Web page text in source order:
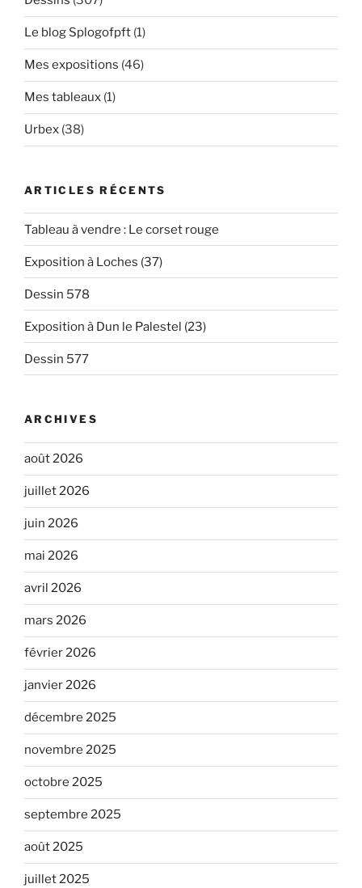
Le blog Splogofpft (1)
Mes expositions (46)
Mes tableaux (1)
Urbex (38)
ARTICLES RÉCENTS
Tableau à vendre : Le corset rouge
Exposition à Loches (37)
Dessin 578
Exposition à Dun le Palestel (23)
Dessin 577
ARCHIVES
août 2026
juillet 2026
juin 2026
mai 2026
avril 2026
mars 2026
février 2026
janvier 2026
décembre 2025
novembre 2025
octobre 2025
septembre 2025
août 2025
juillet 2025